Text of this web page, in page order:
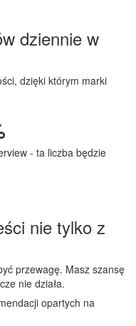
dziennie w
dzięki którym marki
- ta liczba będzie
nie tylko z
przewagę. Masz szansę
nie działa.
opartych na